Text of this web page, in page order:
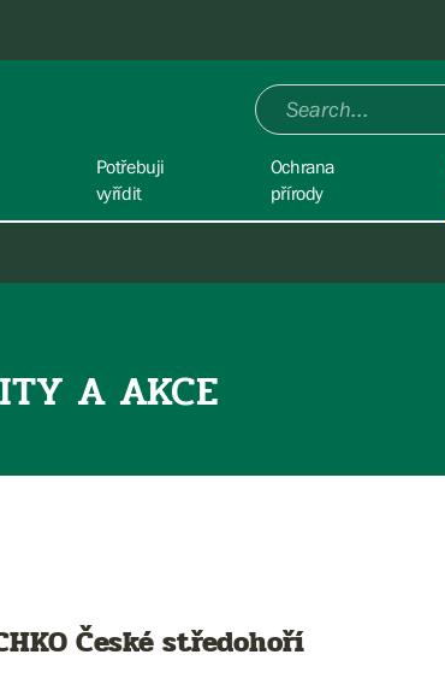
Potřebuji
vyřídit
Ochrana
přírody
A AKCE
České středohoří